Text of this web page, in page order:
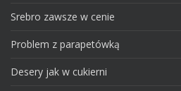
Srebro zawsze w cenie
Problem z parapetówką
Desery jak w cukierni